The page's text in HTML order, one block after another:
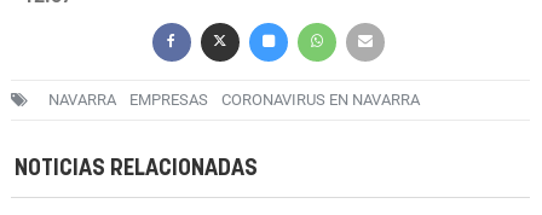
NAVARRA EMPRESAS CORONAVIRUS EN NAVARRA
NOTICIAS RELACIONADAS